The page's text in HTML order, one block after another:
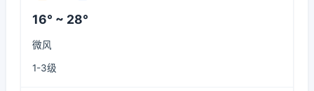
16° ~ 28°
微风
1-3级